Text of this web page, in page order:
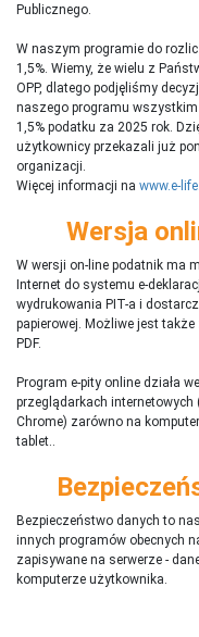
Publicznego.
W naszym programie do
1,5%. Wiemy, że wielu z
OPP, dlatego podjęliśmy
naszego programu
1,5% podatku za 2025 rok.
użytkownicy przekazali już
organizacji.
Więcej informacji na www.e-
Wersja
W wersji on-line podatnik ma
Internet do systemu e-
wydrukowania PIT-a i
papierowej. Możliwe jest także
PDF.
Program e-pity online działa
przeglądarkach internetowych
Chrome) zarówno na
tablet..
Bezpieczeństwo danych to
innych programów obecnych
zapisywane na serwerze -
komputerze użytkownika.